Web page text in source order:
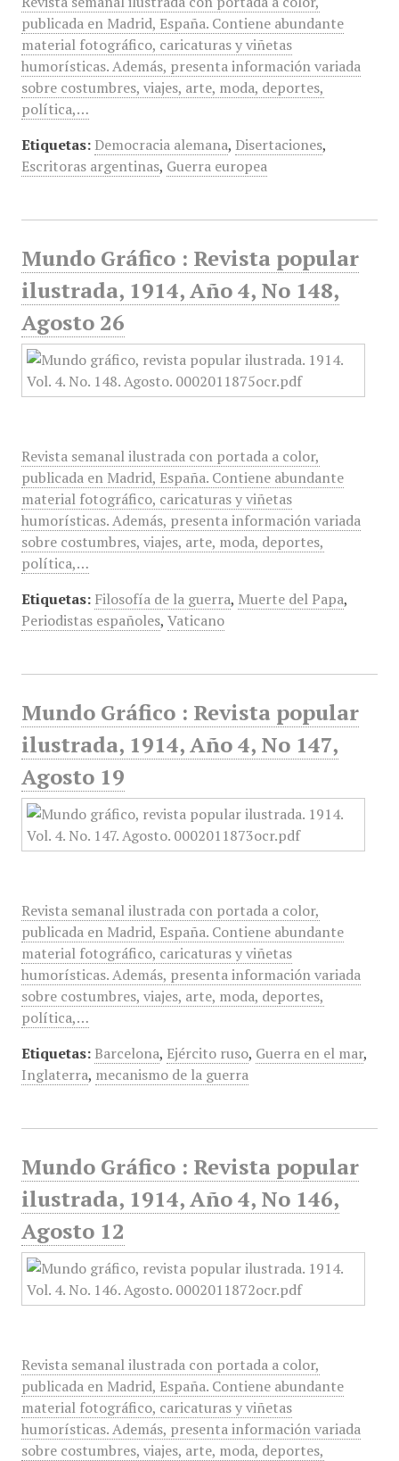
publicada en Madrid, España. Contiene abundante
material fotográfico, caricaturas y viñetas
humorísticas. Además, presenta información variada
sobre costumbres, viajes, arte, moda, deportes,
política,…
Etiquetas: Democracia alemana, Disertaciones,
Escritoras argentinas, Guerra europea
Mundo Gráfico : Revista popular
ilustrada, 1914, Año 4, No 148,
Agosto 26
Revista semanal ilustrada con portada a color,
publicada en Madrid, España. Contiene abundante
material fotográfico, caricaturas y viñetas
humorísticas. Además, presenta información variada
sobre costumbres, viajes, arte, moda, deportes,
política,…
Etiquetas: Filosofía de la guerra, Muerte del Papa,
Periodistas españoles, Vaticano
Mundo Gráfico : Revista popular
ilustrada, 1914, Año 4, No 147,
Agosto 19
Revista semanal ilustrada con portada a color,
publicada en Madrid, España. Contiene abundante
material fotográfico, caricaturas y viñetas
humorísticas. Además, presenta información variada
sobre costumbres, viajes, arte, moda, deportes,
política,…
Etiquetas: Barcelona, Ejército ruso, Guerra en el mar,
Inglaterra, mecanismo de la guerra
Mundo Gráfico : Revista popular
ilustrada, 1914, Año 4, No 146,
Agosto 12
Revista semanal ilustrada con portada a color,
publicada en Madrid, España. Contiene abundante
material fotográfico, caricaturas y viñetas
humorísticas. Además, presenta información variada
sobre costumbres, viajes, arte, moda, deportes,